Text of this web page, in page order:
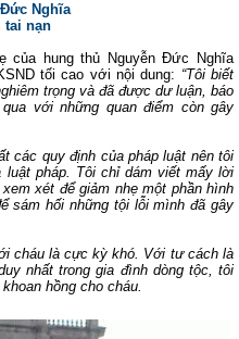
Nghĩa
tai nạn
của hung thủ Nguyễn Đức Nghĩa
tối cao với nội dung: “Tôi biết
trọng và đã được dư luận, báo
với những quan điểm còn gây
các quy định của pháp luật nên tôi
luật pháp. Tôi chỉ dám viết mấy lời
xét để giảm nhẹ một phần hình
sám hối những tội lỗi mình đã gây
cháu là cực kỳ khó. Với tư cách là
nhất trong gia đình dòng tộc, tôi
hồng cho cháu.